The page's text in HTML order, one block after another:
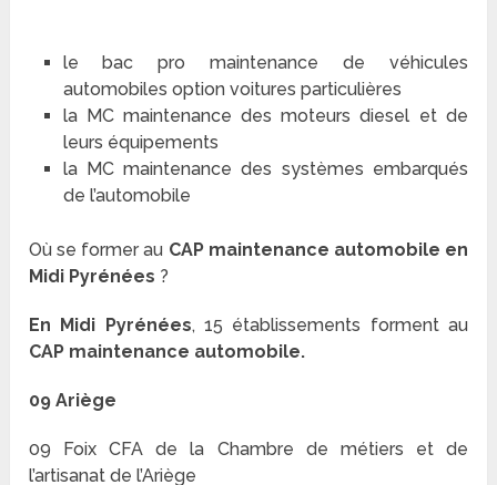
le bac pro maintenance de véhicules
automobiles option voitures particulières
la MC maintenance des moteurs diesel et de
leurs équipements
la MC maintenance des systèmes embarqués
de l’automobile
Où se former au CAP maintenance automobile en
Midi Pyrénées ?
En Midi Pyrénées, 15 établissements forment au
CAP maintenance automobile.
09 Ariège
09 Foix CFA de la Chambre de métiers et de
l’artisanat de l’Ariège